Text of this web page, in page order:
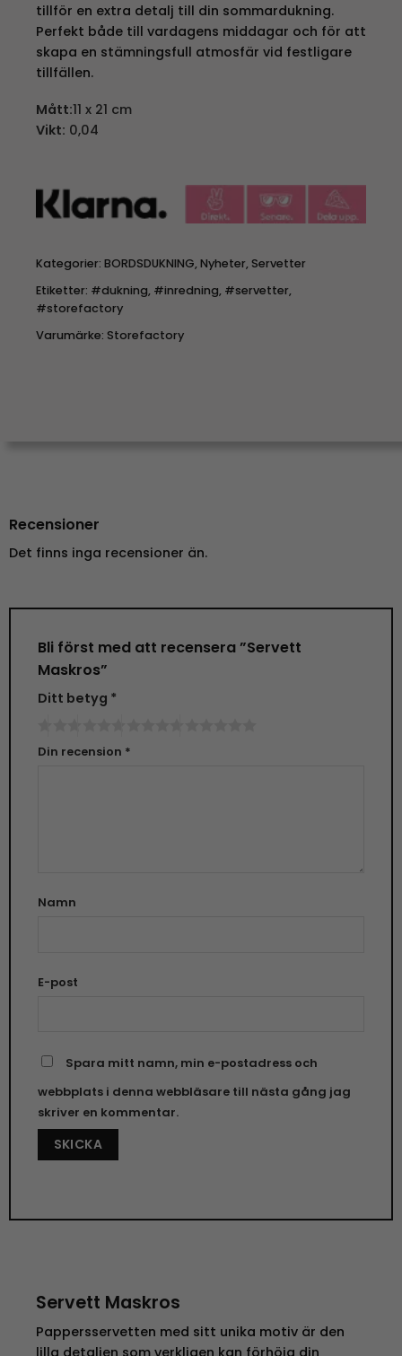
tillför en extra detalj till din sommardukning.
Perfekt både till vardagens middagar och för att
skapa en stämningsfull atmosfär vid festligare
tillfällen.
Mått:11 x 21 cm
Vikt: 0,04
Kategorier: BORDSDUKNING,Nyheter,Servetter
Etiketter: #dukning, #inredning, #servetter,
#storefactory
Varumärke: Storefactory
Recensioner
Det finns inga recensioner än.
Bli först med att recensera ”Servett
Maskros”
Ditt betyg *
Din recension *
Namn
E-post
Spara mitt namn, min e-postadress och
webbplats i denna webbläsare till nästa gång jag
skriver en kommentar.
Servett Maskros
Pappersservetten med sitt unika motiv är den